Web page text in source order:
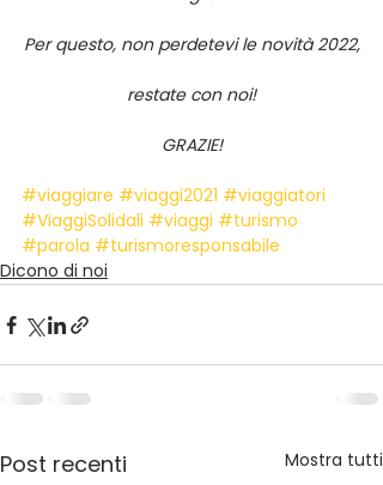
Per questo, non perdetevi le novità 2022,
restate con noi!
GRAZIE!
#viaggiare #viaggi2021 #viaggiatori
#ViaggiSolidali #viaggi #turismo
#parola #turismoresponsabile
Dicono di noi
Post recenti Mostra tutti